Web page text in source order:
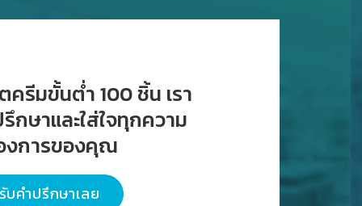
ครีมขั้นต่ำ 100 ชิ้น เรา
กษาและใส่ใจทุกความ
งการของคุณ
รับคำปรึกษาเลย